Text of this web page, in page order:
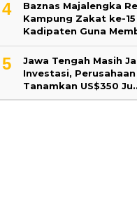
4
Baznas Majalengka
Kampung Zakat ke-
Kadipaten Guna
5
Jawa Tengah Masih
Investasi,
Tanamkan US$350